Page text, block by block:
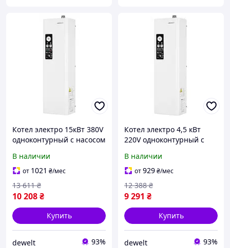
Котел электро 15кВт 380V
одноконтурный с насосом
В наличии
от 1021 ₴/мес
10 208₴
13 611 ₴
Купить
dewelt 93%
Котел электро 4,5 кВт
220V одноконтурный с
CL0167751
В наличии
от929₴/мес
9 291 ₴
12 388 ₴
Купить
dewelt 93%